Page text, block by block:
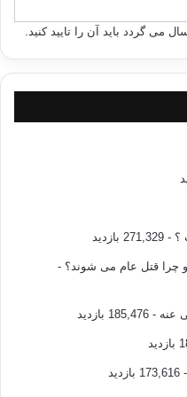
نیست؛ بنابراین از جهت این
نبود اسباب باید برای او مساوی
تنها در زمینه ادای تکلیف برای
مستلزم اخذ اسباب است. برای
کنیم.
جهت معالجه به او مراجعه
می گردد باید آن را تایید کنید.
؟ - 271,329 بازدید
چرا قتل عام می شوند؟ -
عنه - 185,476 بازدید
- 173,616 بازدید